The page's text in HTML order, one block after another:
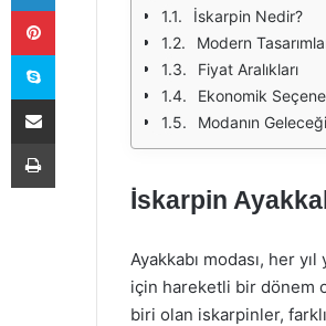
İskarpin Nedir?
Modern
Fiyat Aralıkları
Ekonomik
Modanın Geleceği
İskarpin
Ayakkabı modası, her
için hareketli bir dönem
biri olan iskarpinler,
Pinterest
Skype
E-Posta ile paylaş